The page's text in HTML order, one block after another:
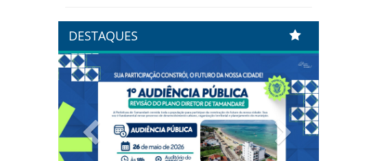
DESTAQUES
Previous Next